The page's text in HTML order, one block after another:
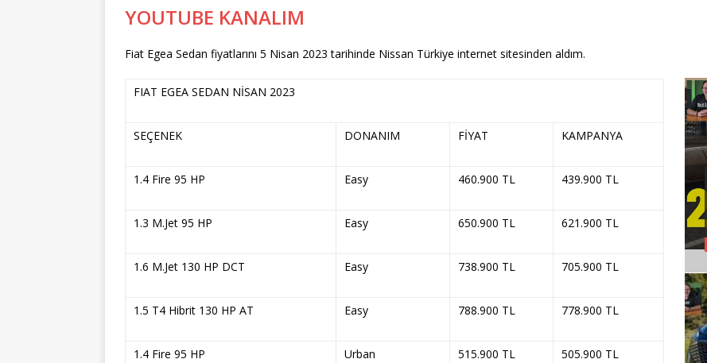
YOUTUBE KANALIM
Fiat Egea Sedan fiyatlarını 5 Nisan 2023 tarihinde Nissan Türkiye internet sitesinden aldım.
FIAT EGEA SEDAN NİSAN 2023
SEÇENEK DONANIM FİYAT KAMPANYA
1.4 Fire 95 HP Easy 460.900 TL 439.900 TL
1.3 M.Jet 95 HP Easy 650.900 TL 621.900 TL
1.6 M.Jet 130 HP DCT Easy 738.900 TL 705.900 TL
1.5 T4 Hibrit 130 HP AT Easy 788.900 TL 778.900 TL
1.4 Fire 95 HP Urban 515.900 TL 505.900 TL